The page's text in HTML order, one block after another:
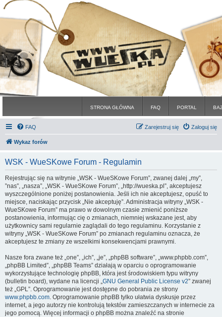
STRONA GŁÓWNA FAQ PORTAL
FAQ Zaloguj się
Zarejestruj się
Wykaz forów
WSK - WueSKowe Forum - Regulamin
Rejestrując się na witrynie „WSK - WueSKowe Forum”, zwanej dalej „my”,
”nas”, „nasza”, „WSK - WueSKowe Forum”, „http://wueska.pl”, akceptujesz
wyszczególnione poniżej postanowienia. Jeśli ich nie akceptujesz, opuść to
miejsce, naciskając przycisk „Nie akceptuję”. Administracja witryny „WSK -
WueSKowe Forum” ma prawo w dowolnym czasie zmienić poniższe
postanowienia, informując cię o zmianach, niemniej wskazane jest, aby
użytkownicy sami regularnie zaglądali do tego regulaminu. Korzystanie z
witryny „WSK - WueSKowe Forum” po zmianach regulaminu oznacza, że
akceptujesz te zmiany ze wszelkimi konsekwencjami prawnymi.
Nasze fora zwane też „one”, „ich”, „je”, „phpBB software”, „www.phpbb.com”,
„phpBB Limited”, „phpBB Teams” działają w oparciu o oprogramowanie
wykorzystujące technologię phpBB, która jest środowiskiem typu witryny
(bulletin board), wydane na licencji „GNU General Public License v2” zwanej
też „GPL”. Oprogramowanie jest dostępne do pobrania ze strony
www.phpbb.com. Oprogramowanie phpBB tylko ułatwia dyskusje przez
internet, a jego autorzy nie kontrolują tekstów zamieszczanych w internecie za
jego pomocą. Więcej informacji o phpBB można znaleźć na stronie